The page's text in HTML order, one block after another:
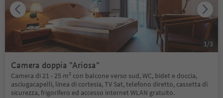
Camera doppia "Ariosa"
Camera di 21 - 25 m² con balcone verso sud, WC, bidet e doccia,
asciugacapelli, linea di cortesia, TV Sat, telefono diretto, cassetta di
sicurezza, frigorifero ed accesso internet WLAN gratuito.
1/3